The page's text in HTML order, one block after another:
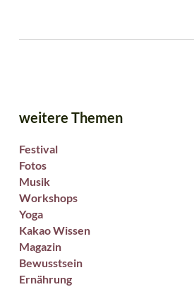
weitere Themen
Festival
Fotos
Musik
Workshops
Yoga
Kakao Wissen
Magazin
Bewusstsein
Ernährung